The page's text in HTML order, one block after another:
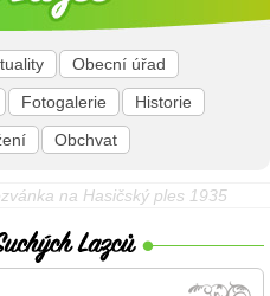
Obecní úřad
Fotogalerie
Historie
Obchvat
na Hasičský ples 1935